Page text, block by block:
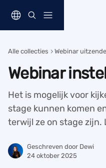
Alle collecties Webinar
Webinar
Het is mogelijk voor
stage kunnen komen
terwijl ze on stage zijn.
Geschreven door Dewi
24 oktober 2025